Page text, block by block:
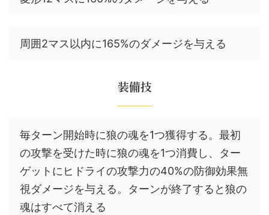
周囲2マス以内に165%のダメージを与える
装備技
毎ターン開始時に狼の魂を1つ獲得する。最初
の攻撃を受けた時に狼の魂を1つ消費し、ター
ゲットにヒドライの攻撃力の40%の防御効果無
視ダメージを与える。ターンが終了すると狼の
魂はすべて消える